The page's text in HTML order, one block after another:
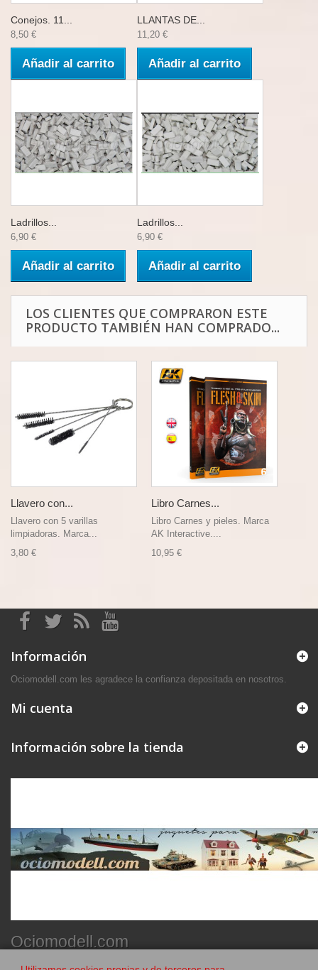
Conejos. 11...
8,50 €
Añadir al carrito
LLANTAS DE...
11,20 €
Añadir al carrito
Ladrillos...
6,90 €
Añadir al carrito
Ladrillos...
6,90 €
Añadir al carrito
LOS CLIENTES QUE COMPRARON ESTE
PRODUCTO TAMBIÉN HAN COMPRADO...
Llavero con...
Llavero con 5 varillas
limpiadoras. Marca...
3,80 €
Libro Carnes...
Libro Carnes y pieles. Marca
AK Interactive....
10,95 €
Información
Ociomodell.com les agradece la confianza depositada en nosotros.
Mi cuenta
Información sobre la tienda
Ociomodell.com